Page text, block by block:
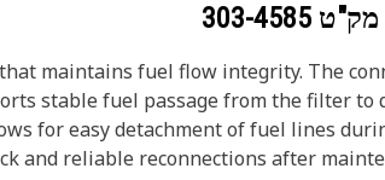
מק"ט 303-4585
maintains fuel flow integrity. The
stable fuel passage from the filter to
for easy detachment of fuel lines
and reliable reconnections after